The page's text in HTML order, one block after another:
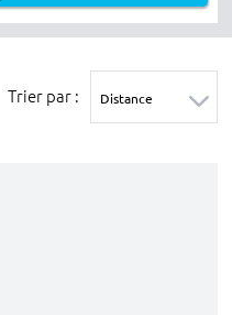
Trier par :